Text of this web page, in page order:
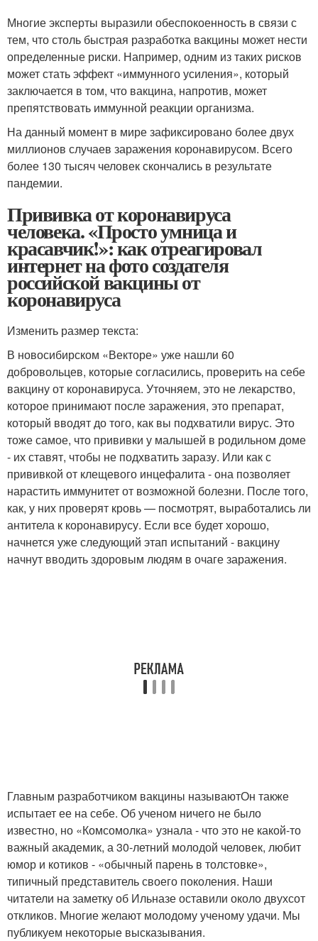
Многие эксперты выразили обеспокоенность в связи с
тем, что столь быстрая разработка вакцины может нести
определенные риски. Например, одним из таких рисков
может стать эффект «иммунного усиления», который
заключается в том, что вакцина, напротив, может
препятствовать иммунной реакции организма.
На данный момент в мире зафиксировано более двух
миллионов случаев заражения коронавирусом. Всего
более 130 тысяч человек скончались в результате
пандемии.
Прививка от коронавируса
человека. «Просто умница и
красавчик!»: как отреагировал
интернет на фото создателя
российской вакцины от
коронавируса
Изменить размер текста:
В новосибирском «Векторе» уже нашли 60
добровольцев, которые согласились, проверить на себе
вакцину от коронавируса. Уточняем, это не лекарство,
которое принимают после заражения, это препарат,
который вводят до того, как вы подхватили вирус. Это
тоже самое, что прививки у малышей в родильном доме
- их ставят, чтобы не подхватить заразу. Или как с
прививкой от клещевого инцефалита - она позволяет
нарастить иммунитет от возможной болезни. После того,
как, у них проверят кровь — посмотрят, выработались ли
антитела к коронавирусу. Если все будет хорошо,
начнется уже следующий этап испытаний - вакцину
начнут вводить здоровым людям в очаге заражения.
Главным разработчиком вакцины называютОн также
испытает ее на себе. Об ученом ничего не было
известно, но «Комсомолка» узнала - что это не какой-то
важный академик, а 30-летний молодой человек, любит
юмор и котиков - «обычный парень в толстовке»,
типичный представитель своего поколения. Наши
читатели на заметку об Ильназе оставили около двухсот
откликов. Многие желают молодому ученому удачи. Мы
публикуем некоторые высказывания.